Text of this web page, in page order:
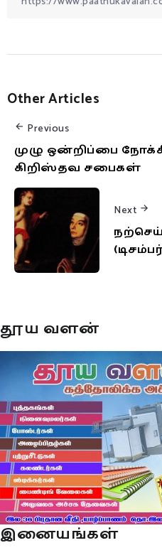
Other Articles
Previous
முழு ஒன்றிப்பை
கிறிஸ்தவ சபைகள்
Next
தூய வளன்
இனையங்கள்